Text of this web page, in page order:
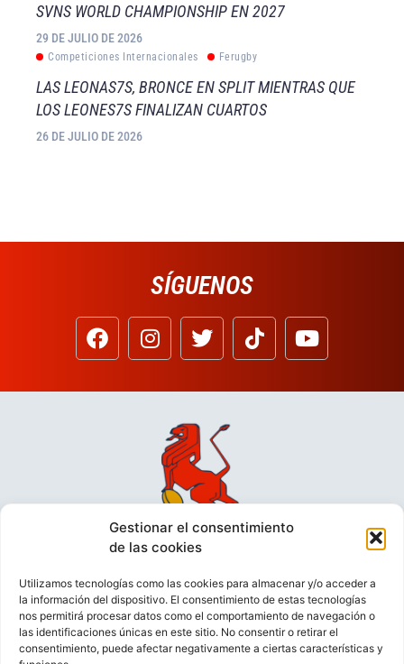
Gestionar el consentimiento
de las cookies
Utilizamos tecnologías como las cookies para almacenar y/o acceder a
la información del dispositivo. El consentimiento de estas tecnologías
nos permitirá procesar datos como el comportamiento de navegación o
las identificaciones únicas en este sitio. No consentir o retirar el
consentimiento, puede afectar negativamente a ciertas características y
SVNS WORLD CHAMPIONSHIP EN 2027
29 DE JULIO DE 2026
Competiciones Internacionales Ferugby
LAS LEONAS7S, BRONCE EN SPLIT MIENTRAS QUE
LOS LEONES7S FINALIZAN CUARTOS
26 DE JULIO DE 2026
SÍGUENOS